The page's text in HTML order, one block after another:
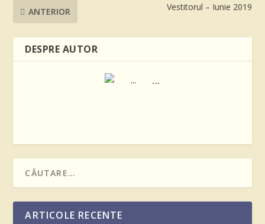
ANTERIOR
Vestitorul – Iunie 2019
DESPRE AUTOR
...
ARTICOLE RECENTE